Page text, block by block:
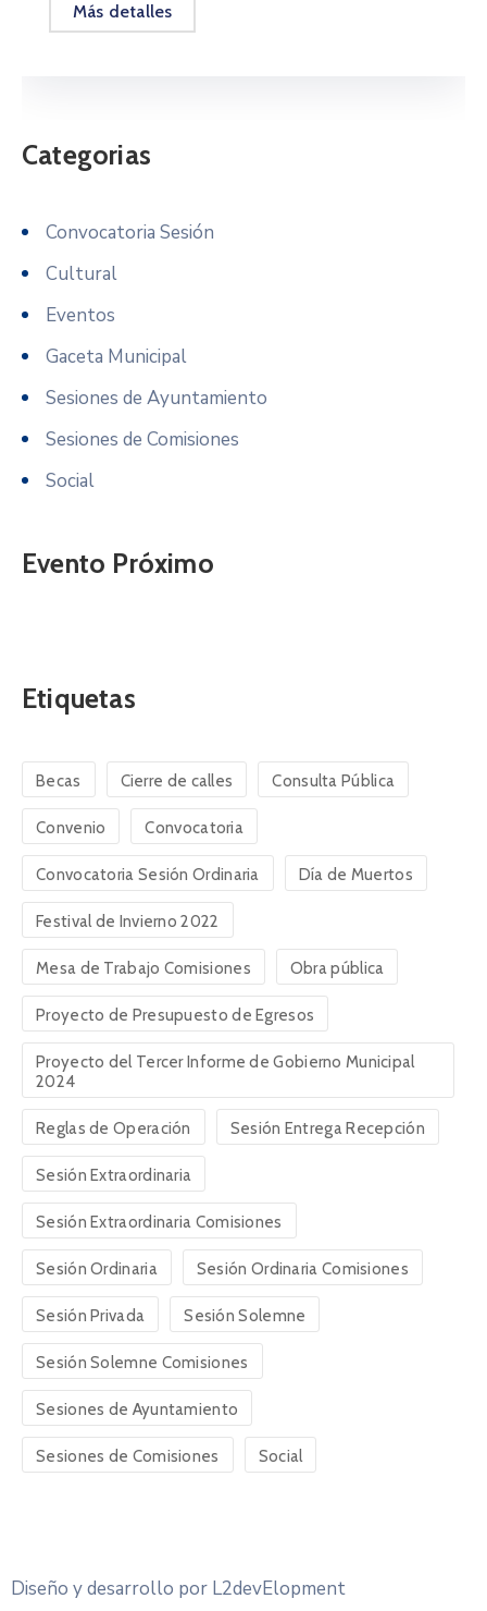
Más detalles
Categorias
Convocatoria Sesión
Cultural
Eventos
Gaceta Municipal
Sesiones de Ayuntamiento
Sesiones de Comisiones
Social
Evento Próximo
Etiquetas
Becas Cierre de calles Consulta Pública
Convenio Convocatoria
Convocatoria Sesión Ordinaria Día de Muertos
Festival de Invierno 2022
Mesa de Trabajo Comisiones Obra pública
Proyecto de Presupuesto de Egresos
Proyecto del Tercer Informe de Gobierno Municipal
2024
Reglas de Operación Sesión Entrega Recepción
Sesión Extraordinaria
Sesión Extraordinaria Comisiones
Sesión Ordinaria Sesión Ordinaria Comisiones
Sesión Privada Sesión Solemne
Sesión Solemne Comisiones
Sesiones de Ayuntamiento
Sesiones de Comisiones Social
Diseño y desarrollo por L2devElopment